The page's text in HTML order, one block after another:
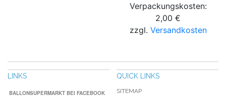
Verpackungskosten:
2,00 €
zzgl. Versandkosten
LINKS
BALLONSUPERMARKT BEI FACEBOOK
QUICK LINKS
SITEMAP